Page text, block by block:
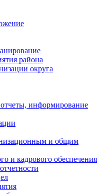
района
округа
информирование
и общим
и кадрового обеспечения